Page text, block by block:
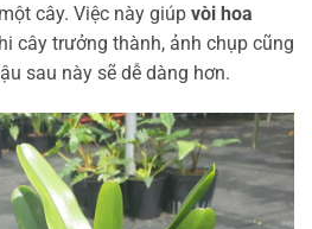
cây. Việc này giúp vòi hoa
cây trưởng thành, ảnh chụp cũng
sau này sẽ dễ dàng hơn.